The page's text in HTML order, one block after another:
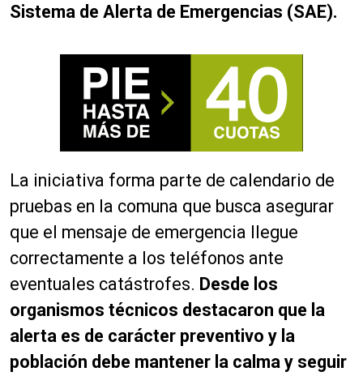
Sistema de Alerta de Emergencias (SAE).
La iniciativa forma parte de calendario de
pruebas en la comuna que busca asegurar
que el mensaje de emergencia llegue
correctamente a los teléfonos ante
eventuales catástrofes. Desde los
organismos técnicos destacaron que la
alerta es de carácter preventivo y la
población debe mantener la calma y seguir